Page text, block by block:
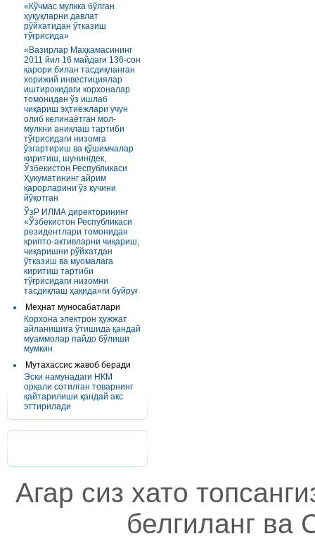
«Кўчмас мулкка бўлган
ҳуқуқларни давлат
рўйхатидан ўтказиш
тўғрисида»
«Вазирлар Маҳкамасининг
2011 йил 16 майдаги 136-сон
қарори билан тасдиқланган
хорижий инвестициялар
иштирокидаги корхоналар
томонидан ўз ишлаб
чиқариш эҳтиёжлари учун
олиб келинаётган мол-
мулкни аниқлаш тартиби
тўғрисидаги низомга
ўзгартириш ва қўшимчалар
киритиш, шунингдек,
Ўзбекистон Республикаси
Ҳукуматининг айрим
қарорларини ўз кучини
йўқотган
ЎзР ИЛМА директорининг
«Ўзбекистон Республикаси
резидентлари томонидан
крипто-активларни чиқариш,
чиқаришни рўйхатдан
ўтказиш ва муомалага
киритиш тартиби
тўғрисидаги низомни
тасдиқлаш ҳақида»ги буйруғ
Меҳнат муносабатлари
Корхона электрон ҳужжат
айланишига ўтишида қандай
муаммолар пайдо бўлиши
мумкин
Мутахассис жавоб беради
Эски намунадаги НКМ
орқали сотилган товарнинг
қайтарилиши қандай акс
эттирилади
Агар сиз хато
белгиланг ва